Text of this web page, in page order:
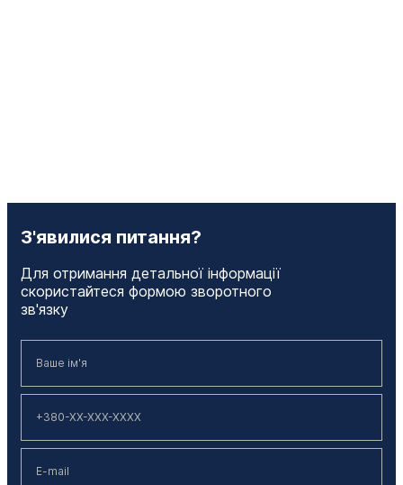
З'явилися питання?
Для отримання детальної інформації
скористайтеся формою зворотного
зв'язку